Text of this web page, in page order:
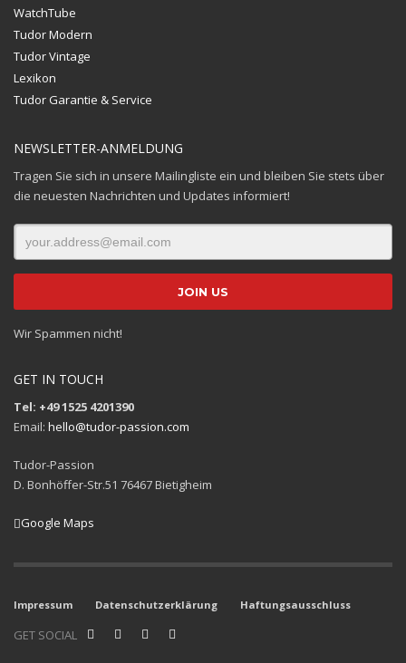
WatchTube
Tudor Modern
Tudor Vintage
Lexikon
Tudor Garantie & Service
NEWSLETTER-ANMELDUNG
Tragen Sie sich in unsere Mailingliste ein und bleiben Sie stets über
die neuesten Nachrichten und Updates informiert!
Wir Spammen nicht!
GET IN TOUCH
Tel: +49 1525 4201390
Email: hello@tudor-passion.com
Tudor-Passion
D. Bonhöffer-Str.51 76467 Bietigheim
Google Maps
Impressum Datenschutzerklärung Haftungsausschluss
GET SOCIAL